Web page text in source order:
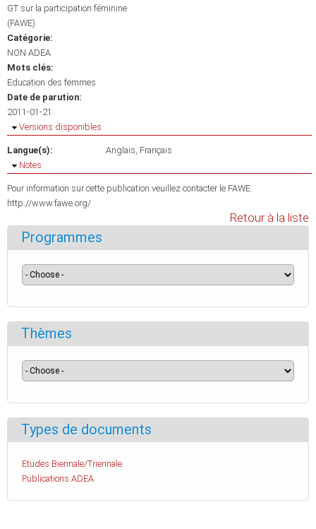
GT sur la participation féminine
(FAWE)
Catégorie:
NON ADEA
Mots clés:
Education des femmes
Date de parution:
2011-01-21
Masquer
Versions disponibles
Langue(s): Anglais Français
Masquer
Notes
Pour information sur cette publication veuillez contacter le FAWE:
http://www.fawe.org/
Retour à la liste
Programmes
Thèmes
Types de documents
Etudes Biennale/Triennale
Publications ADEA